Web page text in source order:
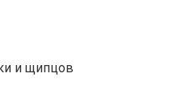
и щипцов